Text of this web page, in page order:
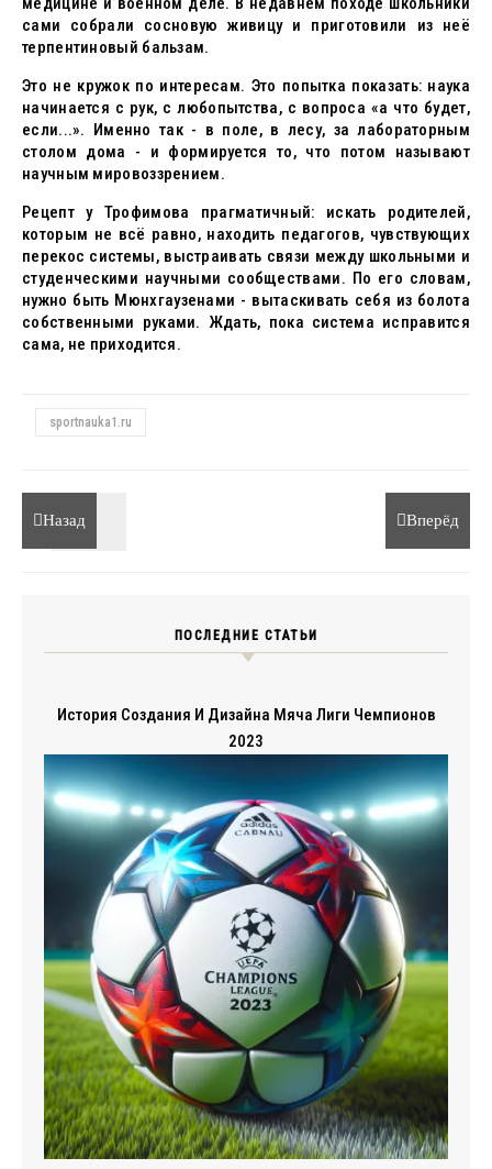
сами собрали сосновую живицу и приготовили из неё
терпентиновый бальзам.
Это не кружок по интересам. Это попытка показать: наука
начинается с рук, с любопытства, с вопроса «а что будет,
если...». Именно так - в поле, в лесу, за лабораторным
столом дома - и формируется то, что потом называют
научным мировоззрением.
Рецепт у Трофимова прагматичный: искать родителей,
которым не всё равно, находить педагогов, чувствующих
перекос системы, выстраивать связи между школьными и
студенческими научными сообществами. По его словам,
нужно быть Мюнхгаузенами - вытаскивать себя из болота
собственными руками. Ждать, пока система исправится
сама, не приходится.
sportnauka1.ru
Назад Вперёд
ПОСЛЕДНИЕ СТАТЬИ
История Создания И Дизайна Мяча Лиги Чемпионов
2023